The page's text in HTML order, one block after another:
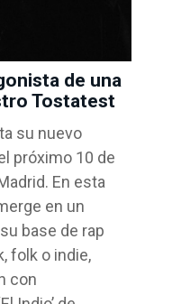
de una
Tostatest
su nuevo
próximo 10 de
En esta
en un
base de rap
folk o indie,
con